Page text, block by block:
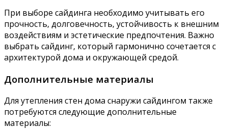
При выборе сайдинга необходимо учитывать его
прочность‚ долговечность‚ устойчивость к внешним
воздействиям и эстетические предпочтения. Важно
выбрать сайдинг‚ который гармонично сочетается с
архитектурой дома и окружающей средой.
Дополнительные материалы
Для утепления стен дома снаружи сайдингом также
потребуются следующие дополнительные
материалы: